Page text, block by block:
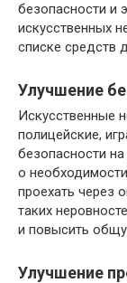
безопасности и
искусственных
списке средств
Улучшение
Искусственные
полицейские,
безопасности
о
проехать через
таких
и повысить
Улучшение